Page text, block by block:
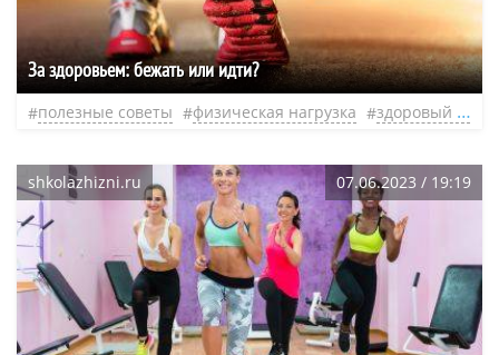
За здоровьем: бежать или идти?
полезные советы физическая нагрузка здоровый образ жизни
shkolazhizni.ru 07.06.2023 / 19:19